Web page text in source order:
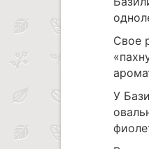
Свое
У